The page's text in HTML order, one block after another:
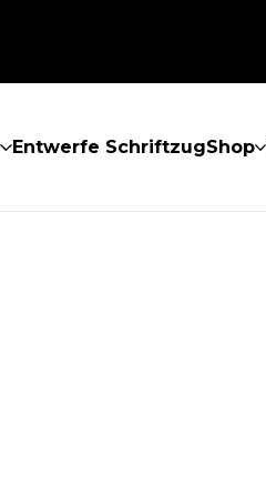
Entwerfe SchriftzugShop